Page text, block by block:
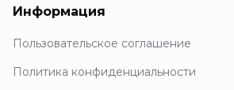
Информация
Пользовательское соглашение
Политика конфиденциальности